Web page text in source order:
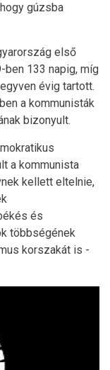
gúzsba
első
133 napig, míg
évig tartott.
a kommunisták
bizonyult.
a kommunista
kellett eltelnie,
és
többségének
korszakát is -